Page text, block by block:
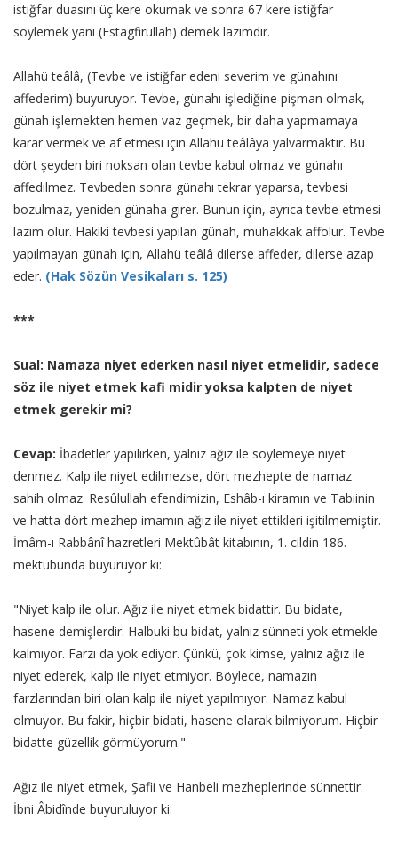
istiğfar duasını üç kere okumak ve sonra 67 kere istiğfar
söylemek yani (Estagfirullah) demek lazımdır.
Allahü teâlâ, (Tevbe ve istiğfar edeni severim ve günahını
affederim) buyuruyor. Tevbe, günahı işlediğine pişman olmak,
günah işlemekten hemen vaz geçmek, bir daha yapmamaya
karar vermek ve af etmesi için Allahü teâlâya yalvarmaktır. Bu
dört şeyden biri noksan olan tevbe kabul olmaz ve günahı
affedilmez. Tevbeden sonra günahı tekrar yaparsa, tevbesi
bozulmaz, yeniden günaha girer. Bunun için, ayrıca tevbe etmesi
lazım olur. Hakiki tevbesi yapılan günah, muhakkak affolur. Tevbe
yapılmayan günah için, Allahü teâlâ dilerse affeder, dilerse azap
eder. (Hak Sözün Vesikaları s. 125)
***
Sual: Namaza niyet ederken nasıl niyet etmelidir, sadece
söz ile niyet etmek kafi midir yoksa kalpten de niyet
etmek gerekir mi?
Cevap: İbadetler yapılırken, yalnız ağız ile söylemeye niyet
denmez. Kalp ile niyet edilmezse, dört mezhepte de namaz
sahih olmaz. Resûlullah efendimizin, Eshâb-ı kiramın ve Tabiinin
ve hatta dört mezhep imamın ağız ile niyet ettikleri işitilmemiştir.
İmâm-ı Rabbânî hazretleri Mektûbât kitabının, 1. cildin 186.
mektubunda buyuruyor ki:
"Niyet kalp ile olur. Ağız ile niyet etmek bidattir. Bu bidate,
hasene demişlerdir. Halbuki bu bidat, yalnız sünneti yok etmekle
kalmıyor. Farzı da yok ediyor. Çünkü, çok kimse, yalnız ağız ile
niyet ederek, kalp ile niyet etmiyor. Böylece, namazın
farzlarından biri olan kalp ile niyet yapılmıyor. Namaz kabul
olmuyor. Bu fakir, hiçbir bidati, hasene olarak bilmiyorum. Hiçbir
bidatte güzellik görmüyorum."
Ağız ile niyet etmek, Şafii ve Hanbeli mezheplerinde sünnettir.
İbni Âbidînde buyuruluyor ki: